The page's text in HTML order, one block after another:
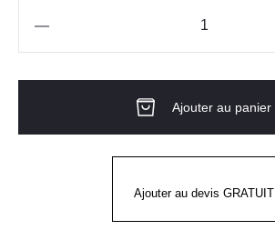
Ajouter au panier
Ajouter au devis GRATUIT